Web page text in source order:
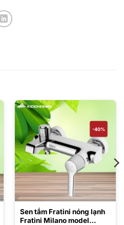
-40%
Sen tắm Fratini nóng lạnh
Fratini Milano model